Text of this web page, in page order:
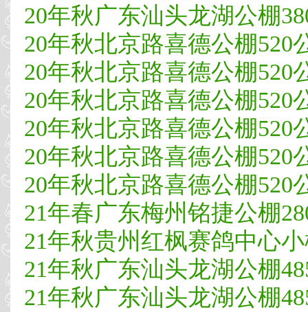
20年秋广东汕头龙湖公棚
20年秋北京路喜德公棚520
20年秋北京路喜德公棚520
20年秋北京路喜德公棚520
20年秋北京路喜德公棚520
20年秋北京路喜德公棚520
20年秋北京路喜德公棚520
21年春广东梅州铭捷公棚
21年秋贵州红枫赛鸽中心
21年秋广东汕头龙湖公棚
21年秋广东汕头龙湖公棚